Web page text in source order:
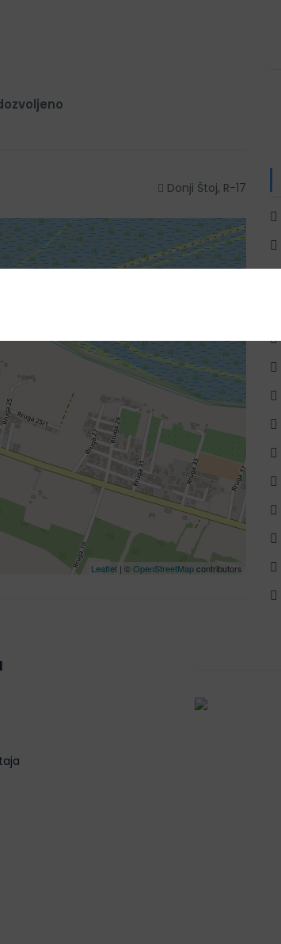
Donji Štoj, R-17
Leaflet | ©OpenStreetMapcontributors